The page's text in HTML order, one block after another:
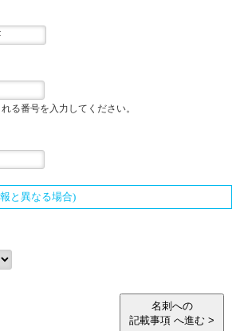
る番号を入力してください。
と異なる場合)
名刺への
記載事項 へ進む >